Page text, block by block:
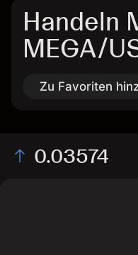
Handeln
MEGA/
Zu Favoriten
0.03574